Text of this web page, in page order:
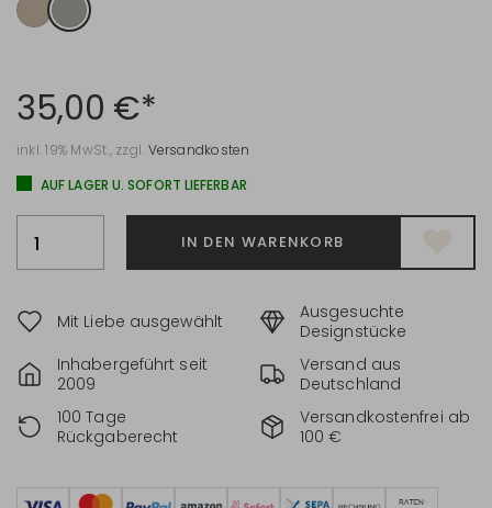
35,00 €*
inkl. 19% MwSt., zzgl. Versandkosten
AUF LAGER U. SOFORT LIEFERBAR
IN DEN WARENKORB
Mit Liebe ausgewählt
Ausgesuchte
Designstücke
Inhabergeführt seit
2009
Versand aus
Deutschland
100 Tage
Rückgaberecht
Versandkostenfrei ab
100 €